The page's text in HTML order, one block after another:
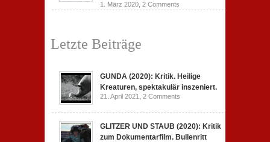
1. März 2020, 2 Comments
Letzte Beiträge
GUNDA (2020): Kritik. Heilige
Kreaturen, spektakulär inszeniert.
21. April 2021, 2 Comments
GLITZER UND STAUB (2020): Kritik
zum Dokumentarfilm. Bullenritt